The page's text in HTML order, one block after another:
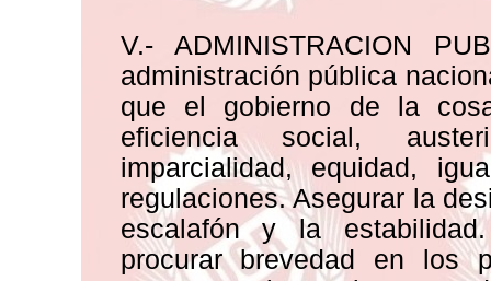
V.- ADMINISTRACION
administración pública
que el gobierno de la
eficiencia social,
imparcialidad, equidad,
regulaciones. Asegurar la
escalafón y la
procurar brevedad en los